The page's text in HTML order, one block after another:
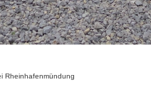
Rheinhafenmündung